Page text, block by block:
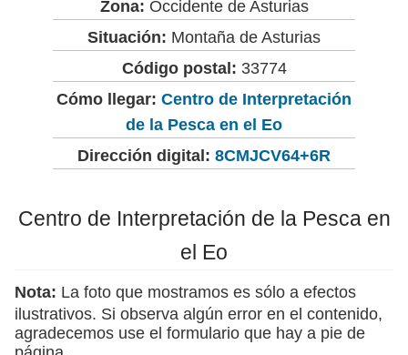
Zona: Occidente de Asturias
Situación: Montaña de Asturias
Código postal: 33774
Cómo llegar: Centro de Interpretación
de la Pesca en el Eo
Dirección digital: 8CMJCV64+6R
Centro de Interpretación de la Pesca en
el Eo
Nota: La foto que mostramos es sólo a efectos
ilustrativos. Si observa algún error en el contenido,
agradecemos use el formulario que hay a pie de